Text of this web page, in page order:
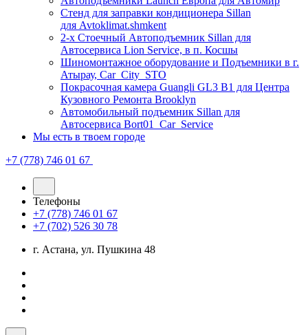
Стенд для заправки кондиционера Sillan
для Avtoklimat.shmkent
2-х Стоечный Автоподъемник Sillan для
Автосервиса Lion Service, в п. Косшы
Шиномонтажное оборудование и Подъемники в г.
Атырау, Car_City_STO
Покрасочная камера Guangli GL3 B1 для Центра
Кузовного Ремонта Brooklyn
Автомобильный подъемник Sillan для
Автосервиса Bort01_Car_Service
Мы есть в твоем городе
+7 (778) 746 01 67
Телефоны
+7 (778) 746 01 67
+7 (702) 526 30 78
г. Астана, ул. Пушкина 48